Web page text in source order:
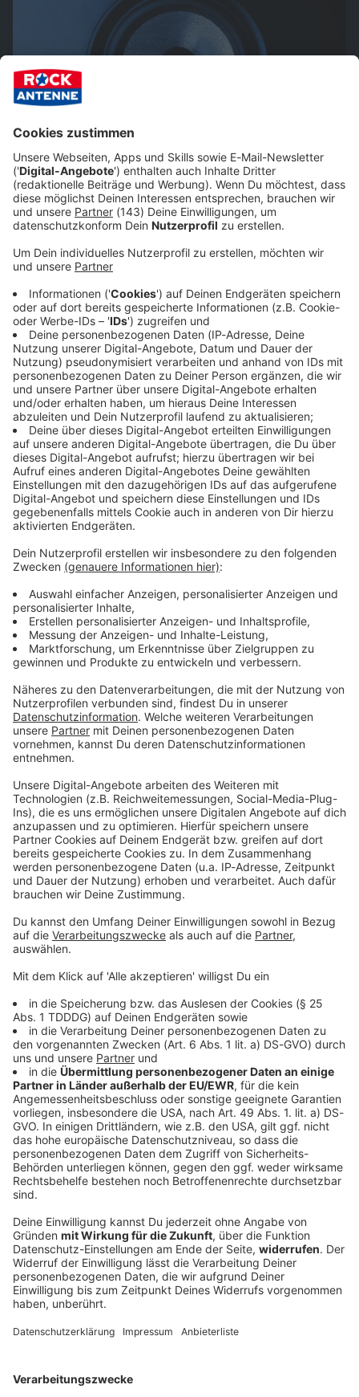
Empfang & Programm
Streams, Sendungen, Empfangswege, Mediathek,
Podcasts, Songsuche - alles rund ums Thema HÖREN
Keep on rocking!
Verpass' nichts mehr mit unserem kostenlosen ROCK
ANTENNE Rock-Newsletter. Ob Musiknews,
Interviews, Quizspaß oder unsere neuesten Aktionen -
wir informieren dich.
Zum Newsletter anmelden
Du möchtest uns etwas sagen?
Studio Hotline
Kontaktformular
Sprachnachricht
Das könnte euch auch interessieren:
Aktionen, Konzerte, Events
Aktuelle Aktionen, rockende Konzerte & Konzertfotos
sowie coole Events - wie, wann und wo ihr mit ROCK
ANTENNE abrocken könnt, seht ihr hier.
Musik
Bandportraits, unser Album der Woche und mehr.